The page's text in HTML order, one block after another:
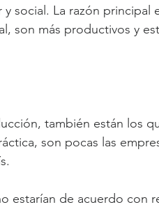
social. La razón
son más productivos y
también están los
son pocas las
estarían de acuerdo con